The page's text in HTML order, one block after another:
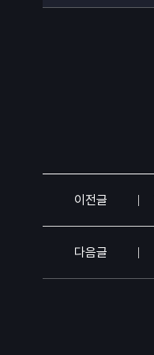
이전글
다음글